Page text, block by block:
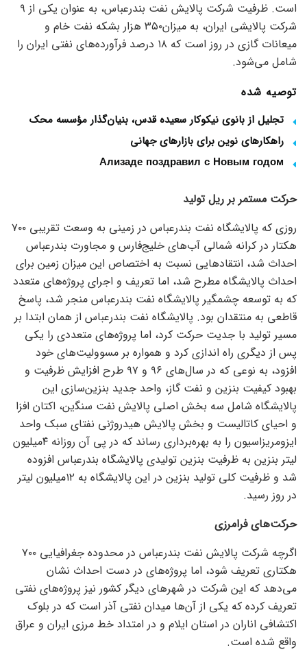
است. ظرفیت شرکت پالایش نفت بندرعباس، به عنوان یکی از ۹
شرکت پالایشی ایران، به میزان۳۵۰ هزار بشکه نفت خام و
میعانات گازی در روز است که ۱۸ درصد فرآورده‌های نفتی ایران را
شامل می‌شود.
توصیه شده
تجلیل از بانوی نیکوکار سعیده قدس، بنیان‌گذار مؤسسه محک
راهکارهای نوین برای بازارهای جهانی
Ализаде поздравил с Новым годом
حرکت مستمر بر ریل تولید
روزی که پالایشگاه نفت بندرعباس در زمینی به وسعت تقریبی ۷۰۰
هکتار در کرانه شمالی آب‌های خلیج‌فارس و مجاورت بندرعباس
احداث شد، انتقاد‌هایی نسبت به اختصاص این میزان زمین برای
احداث پالایشگاه مطرح شد، اما تعریف و اجرای پروژه‌های متعدد
که به توسعه چشمگیر پالایشگاه نفت بندرعباس منجر شد، پاسخ
قاطعی به منتقدان بود. پالایشگاه نفت بندرعباس از همان ابتدا بر
مسیر تولید با جدیت حرکت کرد، اما پروژه‌های متعددی را یکی
پس از دیگری راه اندازی کرد و همواره بر مسوولیت‌های خود
افزود، به نوعی که در سال‌های ۹۶ و ۹۷ طرح افزایش ظرفیت و
بهبود کیفیت بنزین و نفت گاز، واحد جدید بنزین‌سازی این
پالایشگاه شامل سه ﺑﺨﺶ اصلی پالایش نفت ﺳﻨﮕین، اﮐﺘﺎن اﻓﺰا
و احیای ﮐﺎﺗالیست و بخش پالایش هیدروژنی ﻧﻔﺘﺎی سبک واحد
ایزومریزاسیون را به بهره‌برداری رساند که در پی آن روزانه ۴میلیون
لیتر بنزین به ظرفیت بنزین تولیدی پالایشگاه بندرعباس افزوده
شد و ظرفیت کلی تولید بنزین در این پالایشگاه به ۱۲میلیون لیتر
در روز رسید.
حرکت‌های فرامرزی
اگرچه شرکت پالایش نفت بندرعباس در محدوده جغرافیایی ۷۰۰
هکتاری تعریف شود، اما پروژه‌های در دست احداث نشان
می‌دهد که این شرکت در شهر‌های دیگر کشور نیز پروژه‌های نفتی
تعریف کرده که یکی از آن‌ها میدان نفتی آذر است که در بلوک
اکتشافی اناران در استان ایلام و در امتداد خط مرزی ایران و عراق
واقع شده است.